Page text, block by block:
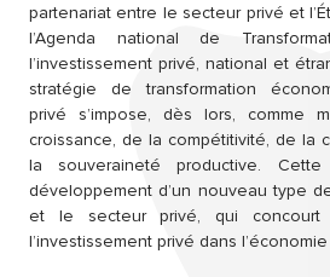
partenariat entre le secteur privé et
l’Agenda national de
l’investissement privé, national et
stratégie de transformation
privé s’impose, dès lors, comme
croissance, de la compétitivité, de la
la souveraineté productive.
développement d’un nouveau type
et le secteur privé, qui concourt
l’investissement privé dans